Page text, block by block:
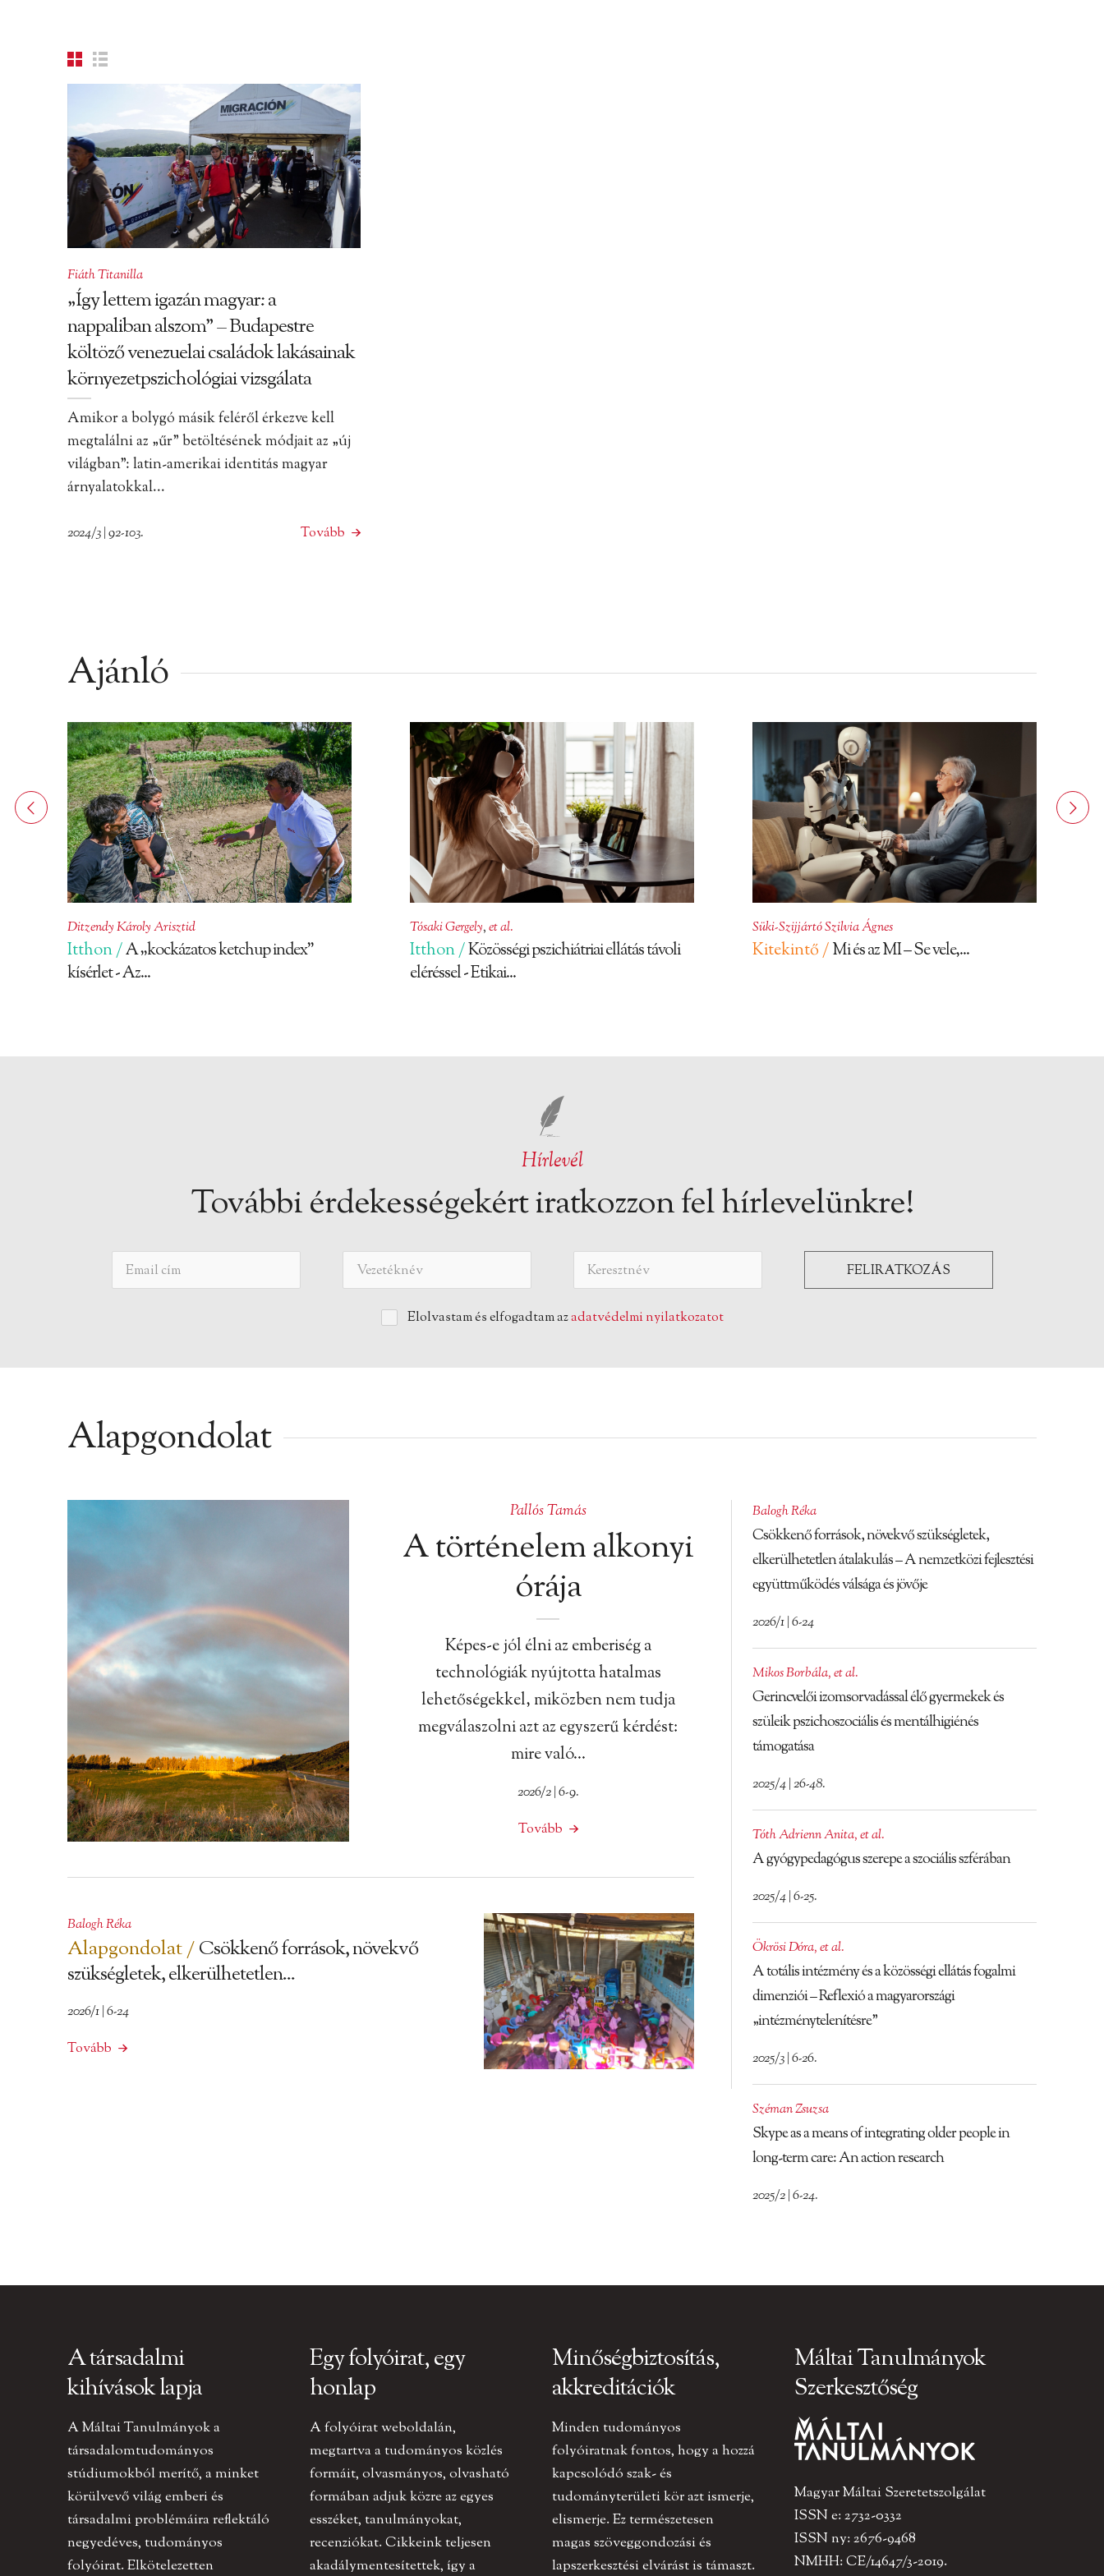
Fiáth Titanilla
„Így lettem igazán magyar: a
nappaliban alszom” – Budapestre
költöző venezuelai családok lakásainak
környezetpszichológiai vizsgálata
Amikor a bolygó másik feléről érkezve kell
megtalálni az „űr” betöltésének módjait az „új
világban”: latin-amerikai identitás magyar
árnyalatokkal...
2024/3 | 92-103. Tovább
Ajánló
Ditzendy Károly Arisztid
Itthon /A „kockázatos ketchup index”
kísérlet - Az...
Tósaki Gergely,et al.
Itthon /Közösségi pszichiátriai ellátás távoli
eléréssel - Etikai...
Süki-Szijjártó Szilvia Ágnes
Kitekintő /Mi és az MI – Se vele,...
Hírlevél
További érdekességekért iratkozzon fel hírlevelünkre!
Elolvastam és elfogadtam azadatvédelmi nyilatkozatot
Alapgondolat
Pallós Tamás
A történelem alkonyi
órája
Képes-e jól élni az emberiség a
technológiák nyújtotta hatalmas
lehetőségekkel, miközben nem tudja
megválaszolni azt az egyszerű kérdést:
mire való…
2026/2 | 6-9.
Tovább
Balogh Réka
Alapgondolat /Csökkenő források, növekvő
szükségletek, elkerülhetetlen...
2026/1 | 6-24
Tovább
Balogh Réka
Csökkenő források, növekvő szükségletek,
elkerülhetetlen átalakulás – A nemzetközi fejlesztési
együttműködés válsága és jövője
2026/1 | 6-24
Mikos Borbála,et al.
Gerincvelői izomsorvadással élő gyermekek és
szüleik pszichoszociális és mentálhigiénés
támogatása
2025/4 | 26-48.
Tóth Adrienn Anita,et al.
A gyógypedagógus szerepe a szociális szférában
2025/4 | 6-25.
Ökrösi Dóra,et al.
A totális intézmény és a közösségi ellátás fogalmi
dimenziói – Reflexió a magyarországi
„intézménytelenítésre”
2025/3 | 6-26.
Széman Zsuzsa
Skype as a means of integrating older people in
long-term care: An action research
2025/2 | 6-24.
A társadalmi
kihívások lapja
A Máltai Tanulmányok a
társadalomtudományos
stúdiumokból merítő, a minket
körülvevő világ emberi és
társadalmi problémáira reflektáló
negyedéves, tudományos
folyóirat. Elkötelezetten
Egy folyóirat, egy
honlap
A folyóirat weboldalán,
megtartva a tudományos közlés
formáit, olvasmányos, olvasható
formában adjuk közre az egyes
esszéket, tanulmányokat,
recenziókat. Cikkeink teljesen
akadálymentesítettek, így a
Minőségbiztosítás,
akkreditációk
Minden tudományos
folyóiratnak fontos, hogy a hozzá
kapcsolódó szak- és
tudományterületi kör azt ismerje,
elismerje. Ez természetesen
magas szöveggondozási és
lapszerkesztési elvárást is támaszt.
Máltai Tanulmányok
Szerkesztőség
Magyar Máltai Szeretetszolgálat
ISSN e: 2732-0332
ISSN ny: 2676-9468
NMHH: CE/14647/3-2019.